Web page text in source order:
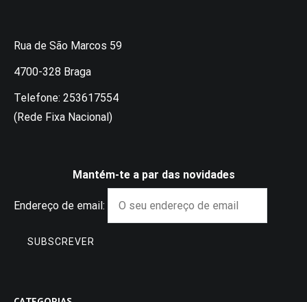
Rua de São Marcos 59
4700-328 Braga
Telefone: 253617554
(Rede Fixa Nacional)
Mantém-te a par das novidades
Endereço de email: